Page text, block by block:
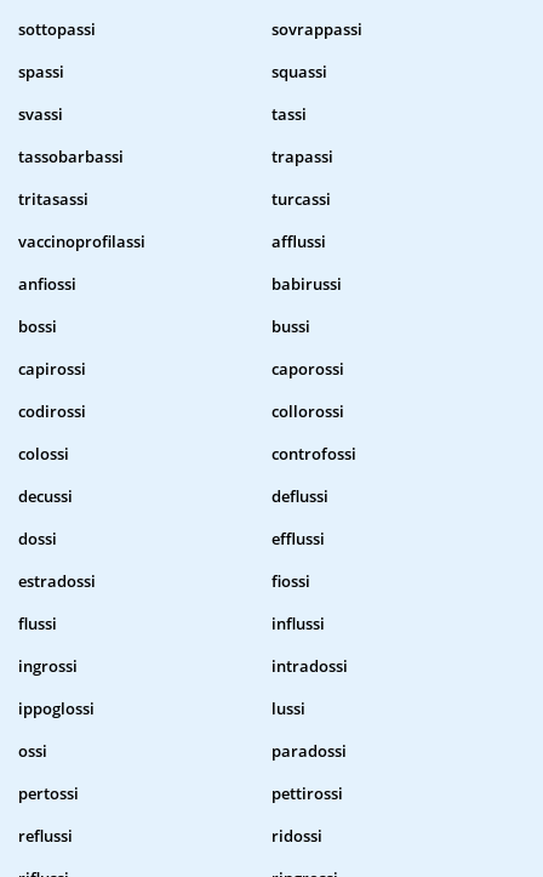
sottopassi
sovrappassi
spassi
squassi
svassi
tassi
tassobarbassi
trapassi
tritasassi
turcassi
vaccinoprofilassi
afflussi
anfiossi
babirussi
bossi
bussi
capirossi
caporossi
codirossi
collorossi
colossi
controfossi
decussi
deflussi
dossi
efflussi
estradossi
fiossi
flussi
influssi
ingrossi
intradossi
ippoglossi
lussi
ossi
paradossi
pertossi
pettirossi
reflussi
ridossi